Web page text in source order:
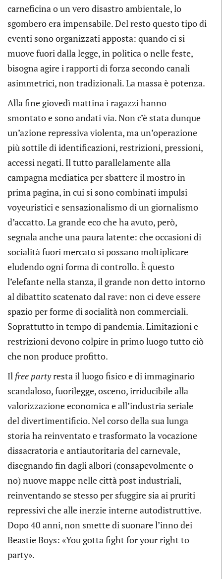
carneficina o un vero disastro ambientale, lo
sgombero era impensabile. Del resto questo tipo di
eventi sono organizzati apposta: quando ci si
muove fuori dalla legge, in politica o nelle feste,
bisogna agire i rapporti di forza secondo canali
asimmetrici, non tradizionali. La massa è potenza.
Alla fine giovedì mattina i ragazzi hanno
smontato e sono andati via. Non c’è stata dunque
un’azione repressiva violenta, ma un’operazione
più sottile di identificazioni, restrizioni, pressioni,
accessi negati. Il tutto parallelamente alla
campagna mediatica per sbattere il mostro in
prima pagina, in cui si sono combinati impulsi
voyeuristici e sensazionalismo di un giornalismo
d’accatto. La grande eco che ha avuto, però,
segnala anche una paura latente: che occasioni di
socialità fuori mercato si possano moltiplicare
eludendo ogni forma di controllo. È questo
l’elefante nella stanza, il grande non detto intorno
al dibattito scatenato dal rave: non ci deve essere
spazio per forme di socialità non commerciali.
Soprattutto in tempo di pandemia. Limitazioni e
restrizioni devono colpire in primo luogo tutto ciò
che non produce profitto.
Il free partyresta il luogo fisico e di immaginario
scandaloso, fuorilegge, osceno, irriducibile alla
valorizzazione economica e all’industria seriale
del divertimentificio. Nel corso della sua lunga
storia ha reinventato e trasformato la vocazione
dissacratoria e antiautoritaria del carnevale,
disegnando fin dagli albori (consapevolmente o
no) nuove mappe nelle città post industriali,
reinventando se stesso per sfuggire sia ai pruriti
repressivi che alle inerzie interne autodistruttive.
Dopo 40 anni, non smette di suonare l’inno dei
Beastie Boys: «You gotta fight for your right to
party».